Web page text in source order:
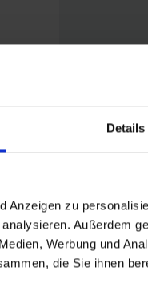
Details
Anzeigen zu
Außerdem
Werbung und
die Sie ihnen